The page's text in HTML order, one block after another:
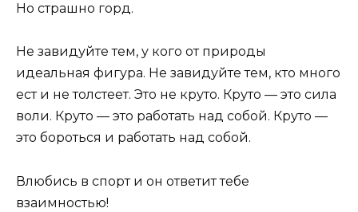
Но страшно горд.
Не завидуйте тем, у кого от природы
идеальная фигура. Не завидуйте тем, кто много
ест и не толстеет. Это не круто. Круто — это сила
воли. Круто — это работать над собой. Круто —
это бороться и работать над собой.
Влюбись в спорт и он ответит тебе
взаимностью!